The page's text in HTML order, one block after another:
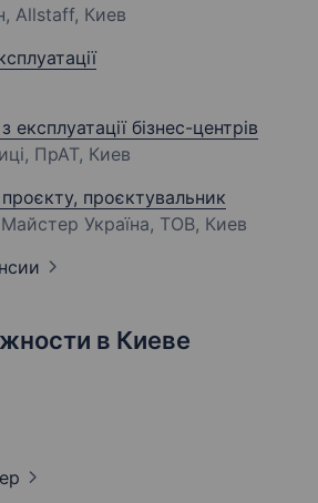
, Allstaff, Киев
бізнес-центрів
ПрАТ, Киев
проєктувальник
Україна, ТОВ, Киев
в Киеве